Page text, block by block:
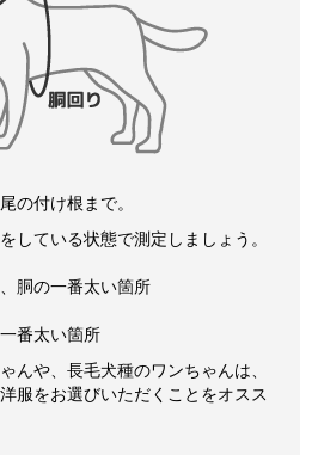
の付け根まで。
している状態で測定しましょう。
胴の一番太い箇所
番太い箇所
んや、長毛犬種のワンちゃんは、
服をお選びいただくことをオスス